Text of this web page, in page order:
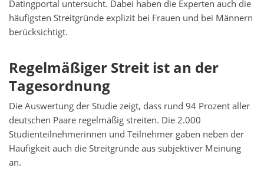
Datingportal untersucht. Dabei haben die Experten auch die
häufigsten Streitgründe explizit bei Frauen und bei Männern
berücksichtigt.
Regelmäßiger Streit ist an der
Tagesordnung
Die Auswertung der Studie zeigt, dass rund 94 Prozent aller
deutschen Paare regelmäßig streiten. Die 2.000
Studienteilnehmerinnen und Teilnehmer gaben neben der
Häufigkeit auch die Streitgründe aus subjektiver Meinung
an.